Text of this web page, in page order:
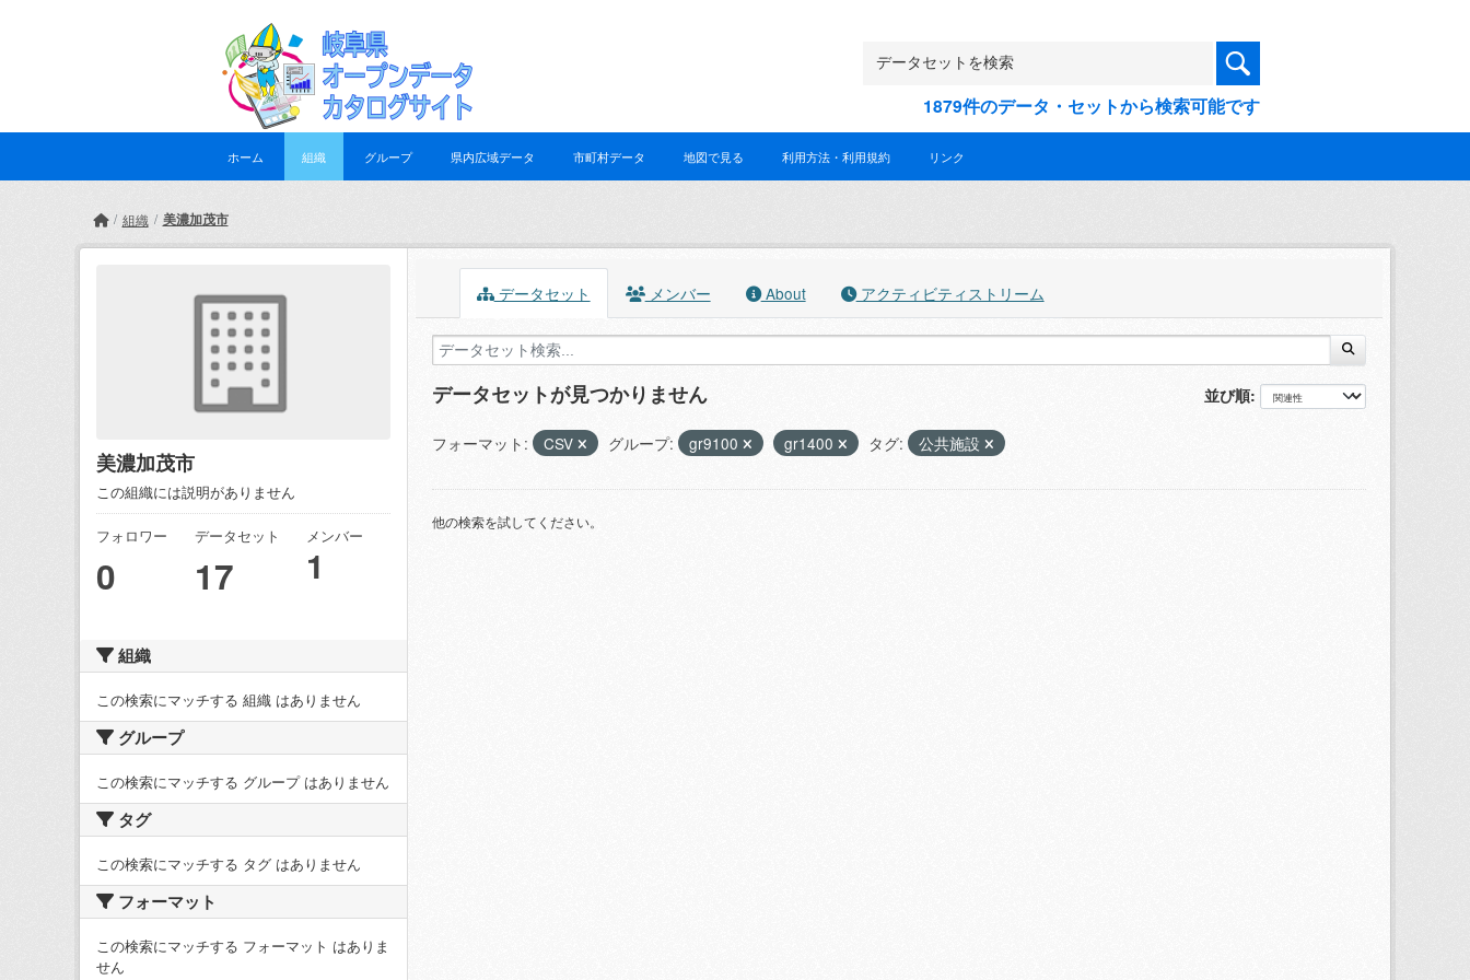
1879件のデータ・セットから検索可能です
ホーム 組織 グループ 県内広域データ 市町村データ 地図で見る 利用方法・利用規約 リンク
組織 美濃加茂市
美濃加茂市
この組織には説明がありません
フォロワー
0
データセット
17
メンバー
1
組織
この検索にマッチする 組織 はありません
グループ
この検索にマッチする グループ はありません
タグ
この検索にマッチする タグ はありません
フォーマット
この検索にマッチする フォーマット はありま
せん
データセット メンバー About アクティビティストリーム
並び順
データセットが見つかりません
フォーマット: CSV グループ: gr9100 gr1400 タグ: 公共施設
他の検索を試してください。